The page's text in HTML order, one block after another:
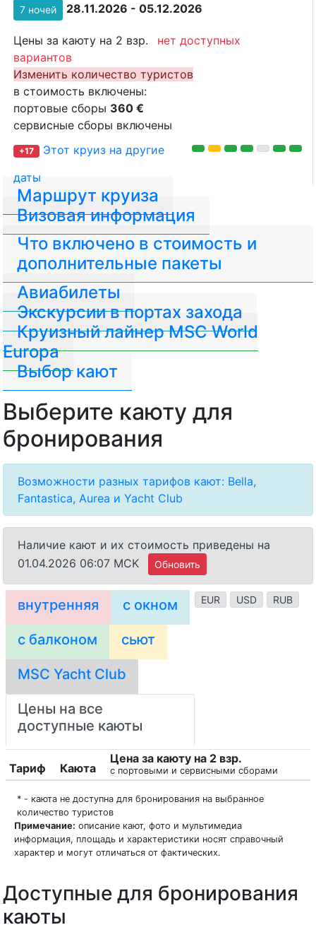
7 ночей 28.11.2026 - 05.12.2026
Цены за каюту на 2 взр.
нет доступных
вариантов
Изменить количество туристов
в стоимость включены:
портовые сборы 360 €
сервисные сборы включены
+17
Этот круиз на другие
даты
Маршрут круиза
Визовая информация
Авиабилеты
Что включено в стоимость и
дополнительные пакеты
Экскурсии в портах захода
Круизный лайнер MSC World
Europa
Выбор кают
Выберите каюту для
бронирования
Возможности разных тарифов кают: Bella,
Fantastica, Aurea и Yacht Club
Наличие кают и их стоимость приведены на
01.04.2026 06:07 MCK
Обновить
EUR USD RUB
внутренняя с окном
с балконом сьют
MSC Yacht Club
Цены на все
доступные каюты
Тариф Каюта
Цена за каюту на 2 взр.
с портовыми и сервисными сборами
* - каюта не доступна для бронирования на выбранное
количество туристов
Примечание: описание кают, фото и мультимедиа
информация, площадь и характеристики носят справочный
характер и могут отличаться от фактических.
Доступные для бронирования
каюты